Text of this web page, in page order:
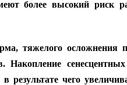
более высокий риск
тяжелого
чего